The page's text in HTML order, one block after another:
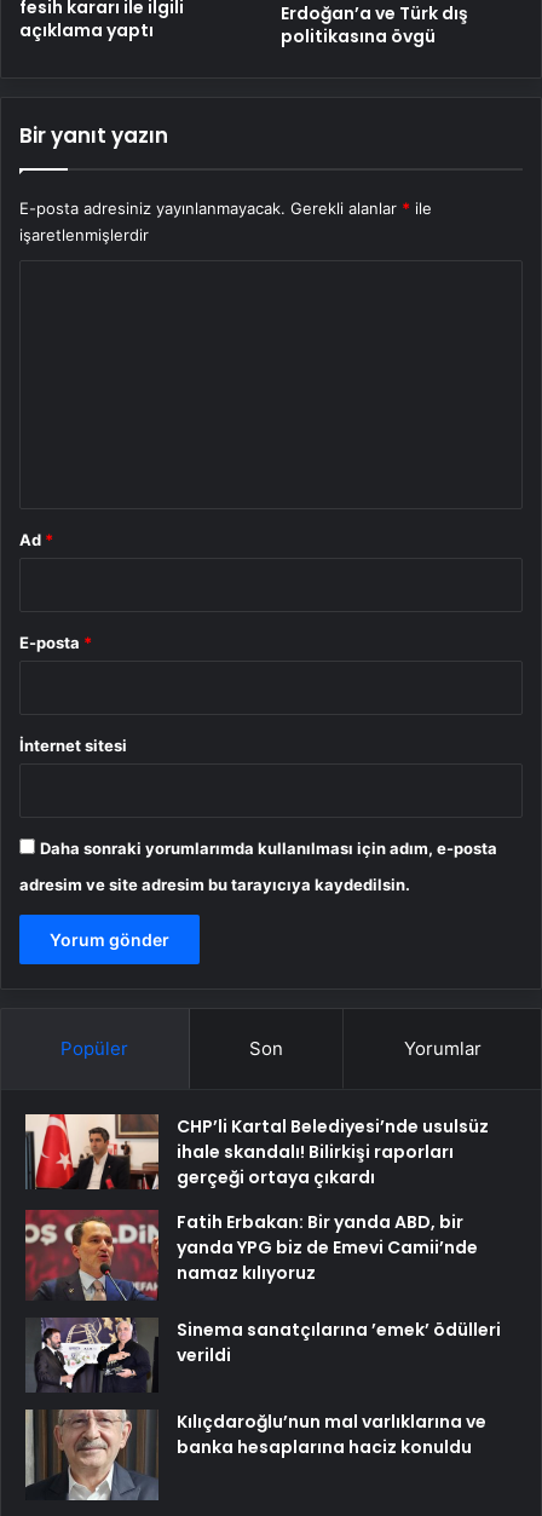
fesih kararı ile ilgili
açıklama yaptı
Erdoğan’a ve Türk dış
politikasına övgü
Bir yanıt yazın
E-posta adresiniz yayınlanmayacak. Gerekli alanlar * ile
işaretlenmişlerdir
Ad *
E-posta *
İnternet sitesi
Daha sonraki yorumlarımda kullanılması için adım, e-posta
adresim ve site adresim bu tarayıcıya kaydedilsin.
Popüler Son Yorumlar
CHP’li Kartal Belediyesi’nde usulsüz
ihale skandalı! Bilirkişi raporları
gerçeği ortaya çıkardı
Fatih Erbakan: Bir yanda ABD, bir
yanda YPG biz de Emevi Camii’nde
namaz kılıyoruz
Sinema sanatçılarına ’emek’ ödülleri
verildi
Kılıçdaroğlu’nun mal varlıklarına ve
banka hesaplarına haciz konuldu